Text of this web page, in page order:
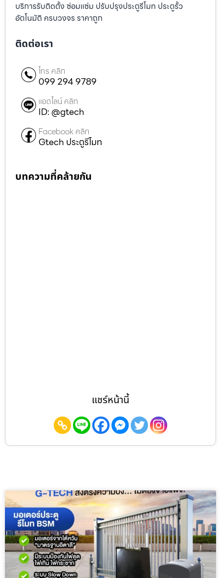
บริการรับติดตั้ง ซ่อมแซ่ม ปรับปรุงประตูรีโมท ประตูรั้ว
อัตโนมัติ ครบวงจร ราคาถูก
ติดต่อเรา
โทร คลิก
099 294 9789
แอดไลน์ คลิก
ID: @gtech
Facebook คลิก
Gtech ประตูรีโมท
บทความที่คล้ายกัน
แชร์หน้านี้